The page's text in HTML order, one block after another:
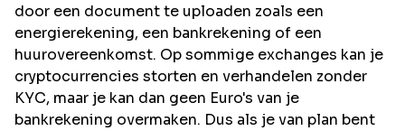
door een document te uploaden zoals een
energierekening, een bankrekening of een
huurovereenkomst. Op sommige exchanges kan je
cryptocurrencies storten en verhandelen zonder
KYC, maar je kan dan geen Euro's van je
bankrekening overmaken. Dus als je van plan bent